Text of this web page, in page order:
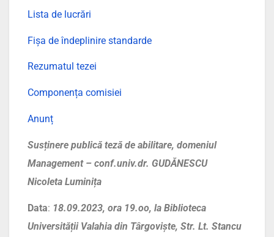
Lista de lucrări
Fișa de îndeplinire standarde
Rezumatul tezei
Componența comisiei
Anunț
Susținere publică teză de abilitare, domeniul
Management – conf.univ.dr. GUDĂNESCU
Nicoleta Luminița
Data: 18.09.2023, ora 19.oo, la Biblioteca
Universității Valahia din Târgoviște, Str. Lt. Stancu